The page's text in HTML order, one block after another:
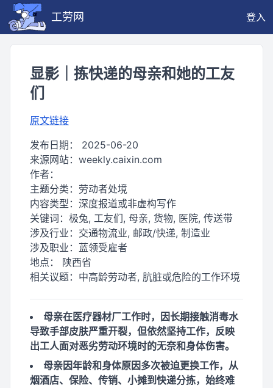
工劳网 登入
显影｜拣快递的母亲和她的工友
们
原文链接
发布日期： 2025-06-20
来源网站： weekly.caixin.com
作者：
主题分类： 劳动者处境
内容类型： 深度报道或非虚构写作
关键词： 极兔, 工友们, 母亲, 货物, 医院, 传送带
涉及行业： 交通物流业, 邮政/快递, 制造业
涉及职业： 蓝领受雇者
地点： 陕西省
相关议题： 中高龄劳动者, 肮脏或危险的工作环境
母亲在医疗器材厂工作时，因长期接触消毒水
导致手部皮肤严重开裂，但依然坚持工作，反映
出工人面对恶劣劳动环境时的无奈和身体伤害。
母亲因年龄和身体原因多次被迫更换工作，从
烟酒店、保险、传销、小摊到快递分拣，始终难